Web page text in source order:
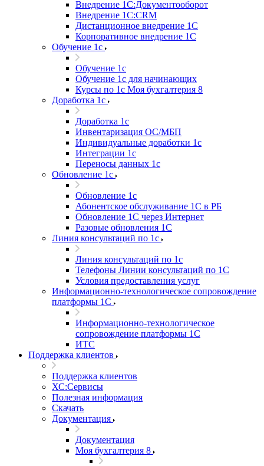
Внедрение 1С:Документооборот
Внедрение 1С:CRM
Дистанционное внедрение 1С
Корпоративное внедрение 1С
Обучение 1с
Обучение 1с
Обучение 1с для начинающих
Курсы по 1с Моя бухгалтерия 8
Доработка 1с
Доработка 1с
Инвентаризация ОС/МБП
Индивидуальные доработки 1с
Интеграции 1с
Переносы данных 1с
Обновление 1с
Обновление 1с
Абонентское обслуживание 1С в РБ
Обновление 1С через Интернет
Разовые обновления 1С
Линия консультаций по 1с
Линия консультаций по 1с
Телефоны Линии консультаций по 1С
Условия предоставления услуг
Информационно-технологическое сопровождение
платформы 1С
Информационно-технологическое
сопровождение платформы 1С
ИТС
Поддержка клиентов
Поддержка клиентов
ХС:Сервисы
Полезная информация
Скачать
Документация
Документация
Моя бухгалтерия 8